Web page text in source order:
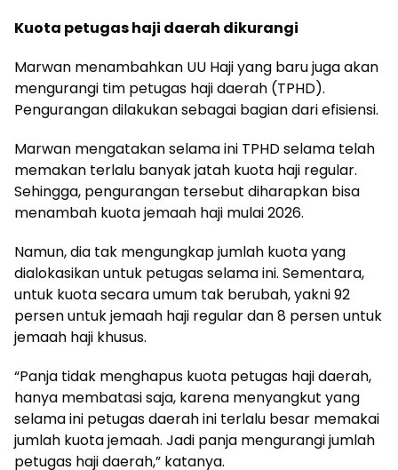
Kuota petugas haji daerah dikurangi
Marwan menambahkan UU Haji yang baru juga akan
mengurangi tim petugas haji daerah (TPHD).
Pengurangan dilakukan sebagai bagian dari efisiensi.
Marwan mengatakan selama ini TPHD selama telah
memakan terlalu banyak jatah kuota haji regular.
Sehingga, pengurangan tersebut diharapkan bisa
menambah kuota jemaah haji mulai 2026.
Namun, dia tak mengungkap jumlah kuota yang
dialokasikan untuk petugas selama ini. Sementara,
untuk kuota secara umum tak berubah, yakni 92
persen untuk jemaah haji regular dan 8 persen untuk
jemaah haji khusus.
“Panja tidak menghapus kuota petugas haji daerah,
hanya membatasi saja, karena menyangkut yang
selama ini petugas daerah ini terlalu besar memakai
jumlah kuota jemaah. Jadi panja mengurangi jumlah
petugas haji daerah,” katanya.